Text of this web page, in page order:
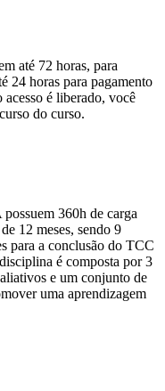
até 72 horas, para
24 horas para pagamento
é liberado, você
do curso.
360h de carga
12 meses, sendo 9
para a conclusão do TCC
é composta por 3
e um conjunto de
uma aprendizagem